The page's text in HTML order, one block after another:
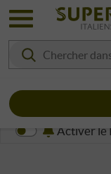
Activer le